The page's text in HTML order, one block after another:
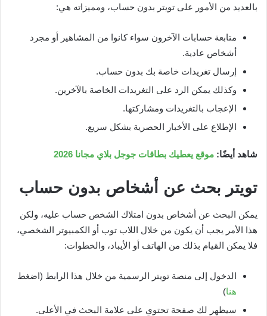
بالعديد من الأمور على تويتر بدون حساب، ومميزاته هي:
متابعة حسابات الآخرون سواء كانوا من المشاهير أو مجرد
أشخاص عادية.
إرسال تغريدات خاصة بك بدون حساب.
وكذلك يمكن الرد على التغريدات الخاصة بالآخرين.
الإعجاب بالتغريدات ومشاركتها.
الإطلاع على الأخبار الحصرية بشكل سريع.
شاهد أيضًا: موقع يعطيك بطاقات جوجل بلاي مجانا 2026
تويتر بحث عن أشخاص بدون حساب
يمكن البحث عن أشخاص بدون امتلاك الشخص حساب عليه، ولكن
هذا الأمر يجب أن يكون من خلال اللاب توب أو الكمبيوتر الشخصي،
فلا يمكن القيام بذلك من الهاتف أو الأيباد، والخطوات:
الدخول إلى منصة تويتر الرسمية من خلال هذا الرابط (اضغط
هنا)
سيظهر لك صفحة تحتوي على علامة البحث في الأعلى.